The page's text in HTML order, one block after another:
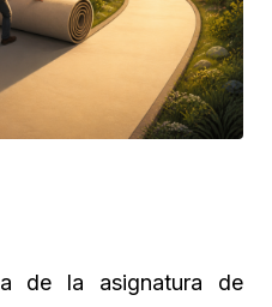
de la asignatura de